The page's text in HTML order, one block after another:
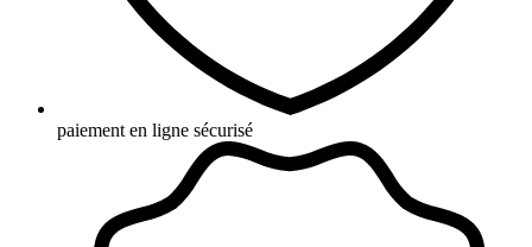
paiement en ligne sécurisé